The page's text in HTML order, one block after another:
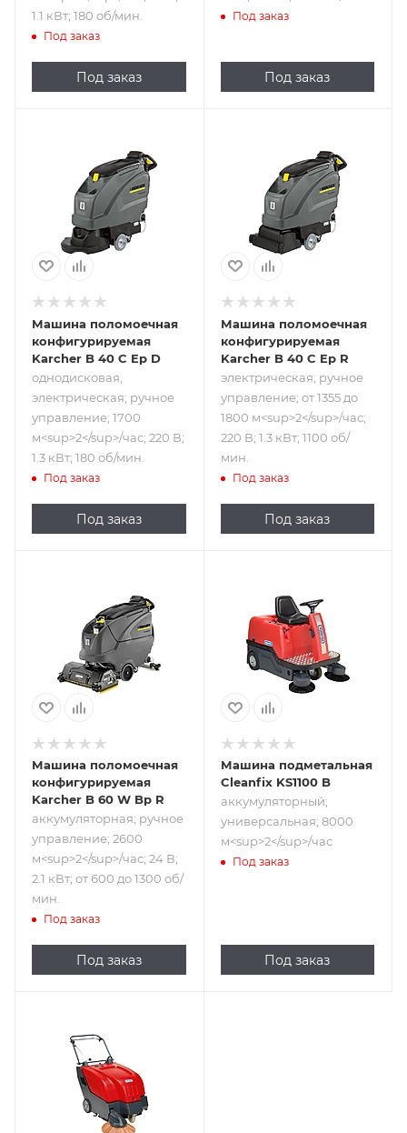
1.1 кВт; 180 об/мин.
Под заказ
Под заказ
Под заказ
Под заказ
однодисковая,
электрическая;
ручное
управление; 1700
м<sup>2</sup>/
час; 220 В; 1.3 кВт;
180 об/мин.
Машина поломоечная
конфигурируемая
Karcher B 40 C Ep D
однодисковая,
электрическая; ручное
управление; 1700
м<sup>2</sup>/час; 220 В;
1.3 кВт; 180 об/мин.
Под заказ
Под заказ
электрическая;
управление; от
1355 до 1800
м<sup>2</sup>/
час; 220 В; 1.3 кВт;
1100 об/мин.
Машина поломоечная
конфигурируемая
Karcher B 40 C Ep R
электрическая; ручное
управление; от 1355 до
1800 м<sup>2</sup>/час;
220 В; 1.3 кВт; 1100 об/
мин.
Под заказ
Под заказ
аккумуляторная;
управление; 2600
м<sup>2</sup>/
час; 24 В; 2.1 кВт;
от 600 до 1300 об/
мин.
Машина поломоечная
конфигурируемая
Karcher B 60 W Bp R
аккумуляторная; ручное
управление; 2600
м<sup>2</sup>/час; 24 В;
2.1 кВт; от 600 до 1300 об/
мин.
Под заказ
Под заказ
аккумуляторный;
универсальная;
8000
м<sup>2</sup>/час
Машина подметальная
Cleanfix KS1100 B
аккумуляторный;
универсальная; 8000
м<sup>2</sup>/час
Под заказ
Под заказ
аккумуляторный;
универсальная;
самоходный; 3525
м<sup>2</sup>/час